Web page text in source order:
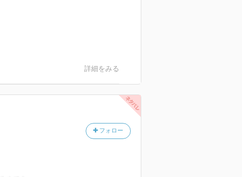
詳細をみる
フォロー